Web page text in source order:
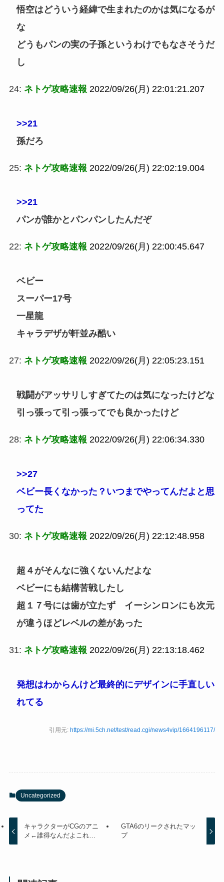
悟空はどういう経緯で生まれたのかは気になるが
な
どうもパンの実の子孫というわけでもなさそうだ
し
24: ネトゲ攻略速報 2022/09/26(月) 22:01:21.207
>>21
孫だろ
25: ネトゲ攻略速報 2022/09/26(月) 22:02:19.004
>>21
パンが誰かとパンパンしたんだぞ
22: ネトゲ攻略速報 2022/09/26(月) 22:00:45.647
ベビー
スーパー17号
一星龍
キャラデザが軒並み酷い
27: ネトゲ攻略速報 2022/09/26(月) 22:05:23.151
戦闘がアッサリしすぎてたのは気になったけどな
引っ張って引っ張ってでも良かったけど
28: ネトゲ攻略速報 2022/09/26(月) 22:06:34.330
>>27
ベビー長くなかった？いつまでやってんだよと思
ってた
30: ネトゲ攻略速報 2022/09/26(月) 22:12:48.958
超４がそんなに強くないんだよな
ベビーにも結構苦戦したし
超１７号には歯が立たず イーシンロンにも次元
が違うほどレベルの差があった
31: ネトゲ攻略速報 2022/09/26(月) 22:13:18.462
発想はわからんけど最終的にデザインに手直しい
れてる
引用元:https://mi.5ch.net/test/read.cgi/news4vip/1664196117/
Uncategorized
キャラクターがCGのアニ
メ←誰得なんだよこれ…
GTA6のリークされたマッ
プ